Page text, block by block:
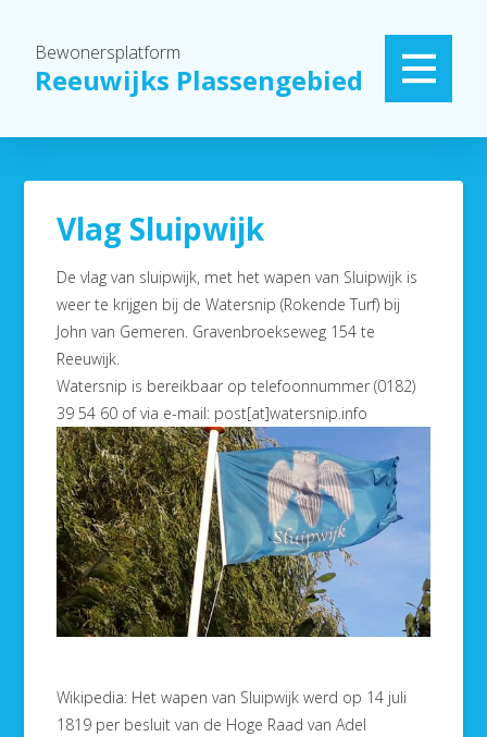
Bewonersplatform
Reeuwijks Plassengebied
Vlag Sluipwijk
De vlag van sluipwijk, met het wapen van Sluipwijk is
weer te krijgen bij de Watersnip (Rokende Turf) bij
John van Gemeren. Gravenbroekseweg 154 te
Reeuwijk.
Watersnip is bereikbaar op telefoonnummer (0182)
39 54 60 of via e-mail: post[at]watersnip.info
Wikipedia: Het wapen van Sluipwijk werd op 14 juli
1819 per besluit van de Hoge Raad van Adel